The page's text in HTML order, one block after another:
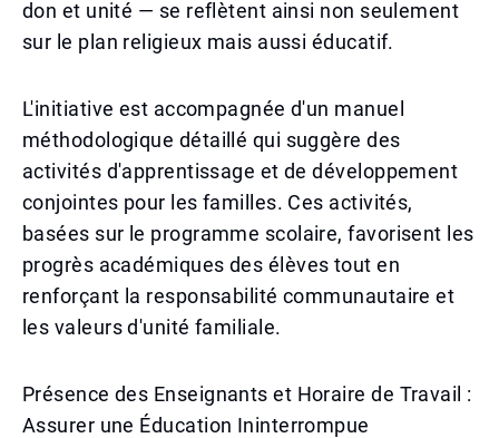
don et unité — se reflètent ainsi non seulement
sur le plan religieux mais aussi éducatif.
L'initiative est accompagnée d'un manuel
méthodologique détaillé qui suggère des
activités d'apprentissage et de développement
conjointes pour les familles. Ces activités,
basées sur le programme scolaire, favorisent les
progrès académiques des élèves tout en
renforçant la responsabilité communautaire et
les valeurs d'unité familiale.
Présence des Enseignants et Horaire de Travail :
Assurer une Éducation Ininterrompue